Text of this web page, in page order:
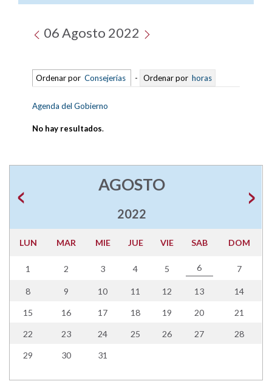
06 Agosto 2022
Ordenar por Consejerías - Ordenar por horas
Agenda del Gobierno
No hay resultados.
AGOSTO
2022
LUN MAR MIE JUE VIE SAB DOM
1 2 3 4 5 6 7
8 9 10 11 12 13 14
15 16 17 18 19 20 21
22 23 24 25 26 27 28
29 30 31